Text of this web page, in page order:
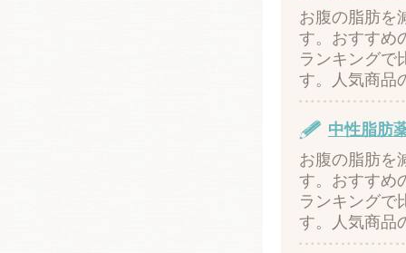
お腹の脂肪を
す。おすすめ
ランキングで
す。人気商品
中性脂肪
お腹の脂肪を
す。おすすめ
ランキングで
す。人気商品